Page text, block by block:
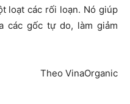
loạt các rối loạn. Nó giúp
các gốc tự do, làm giảm
Theo VinaOrganic